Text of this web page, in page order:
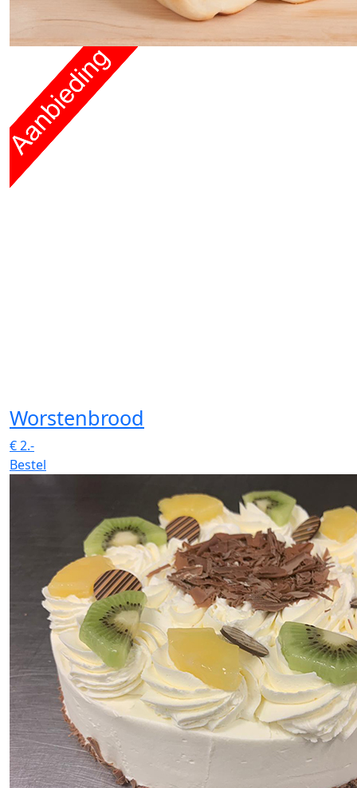
Worstenbrood
€2.-
Bestel